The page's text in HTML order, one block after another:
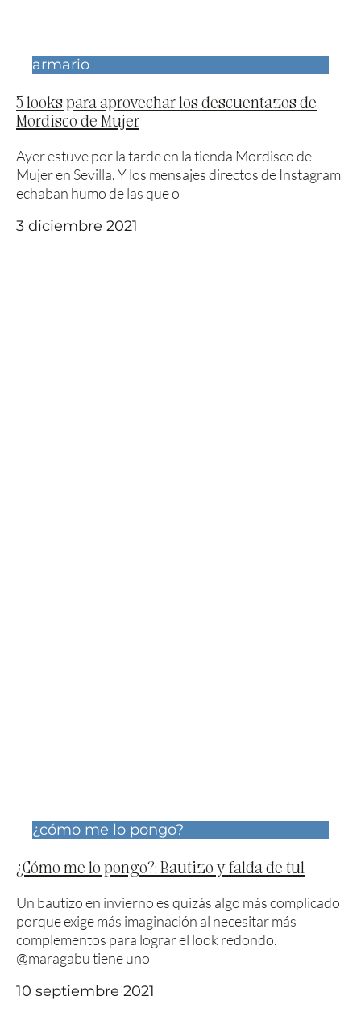
armario
5 looks para aprovechar los descuentazos de
Mordisco de Mujer
Ayer estuve por la tarde en la tienda Mordisco de
Mujer en Sevilla. Y los mensajes directos de Instagram
echaban humo de las que o
3 diciembre 2021
¿cómo me lo pongo?
¿Cómo me lo pongo?: Bautizo y falda de tul
Un bautizo en invierno es quizás algo más complicado
porque exige más imaginación al necesitar más
complementos para lograr el look redondo.
@maragabu tiene uno
10 septiembre 2021